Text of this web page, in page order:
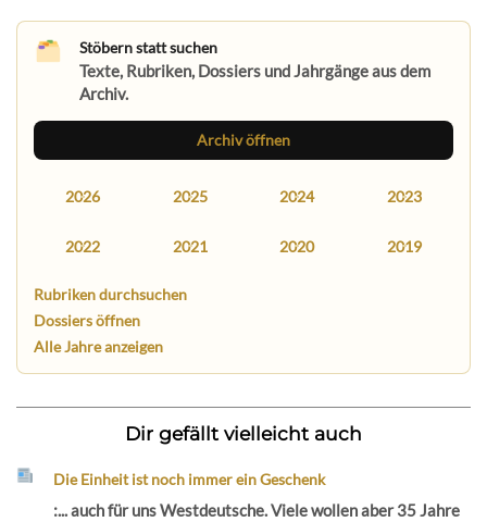
Stöbern statt suchen
Texte, Rubriken, Dossiers und Jahrgänge aus dem
Archiv.
Archiv öffnen
2026 2025 2024 2023
2022 2021 2020 2019
Rubriken durchsuchen
Dossiers öffnen
Alle Jahre anzeigen
Dir gefällt vielleicht auch
Die Einheit ist noch immer ein Geschenk
:... auch für uns Westdeutsche. Viele wollen aber 35 Jahre